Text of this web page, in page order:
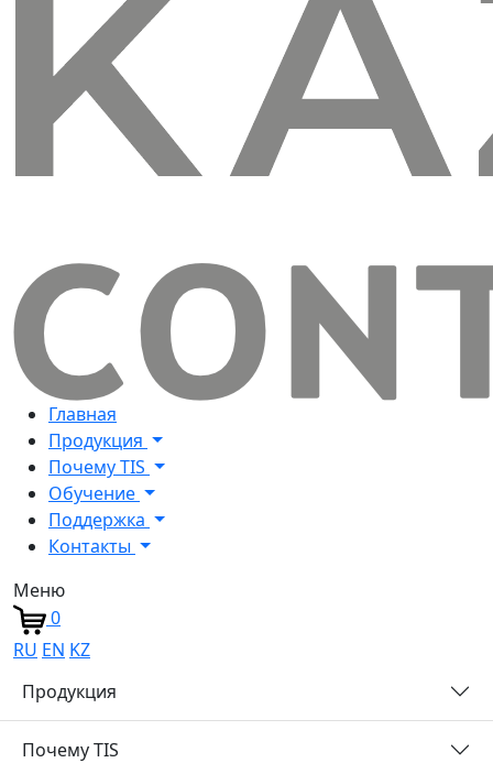
Главная
Продукция
Почему TIS
Обучение
Поддержка
Контакты
Меню
0
RU EN KZ
Продукция
Почему TIS